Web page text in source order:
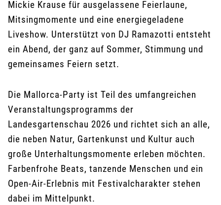
Mickie Krause für ausgelassene Feierlaune,
Mitsingmomente und eine energiegeladene
Liveshow. Unterstützt von DJ Ramazotti entsteht
ein Abend, der ganz auf Sommer, Stimmung und
gemeinsames Feiern setzt.
Die Mallorca-Party ist Teil des umfangreichen
Veranstaltungsprogramms der
Landesgartenschau 2026 und richtet sich an alle,
die neben Natur, Gartenkunst und Kultur auch
große Unterhaltungsmomente erleben möchten.
Farbenfrohe Beats, tanzende Menschen und ein
Open-Air-Erlebnis mit Festivalcharakter stehen
dabei im Mittelpunkt.